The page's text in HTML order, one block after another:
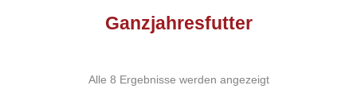
Ganzjahresfutter
Alle 8 Ergebnisse werden angezeigt